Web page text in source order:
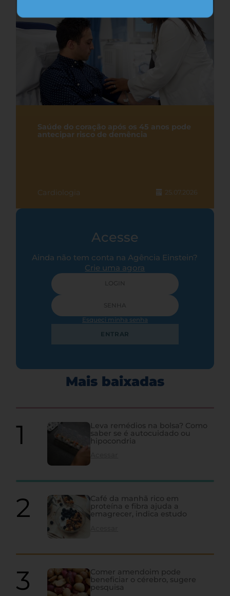
Saúde do coração após os 45 anos pode
antecipar risco de demência
Cardiologia 25.07.2026
Acesse
Ainda não tem conta na Agência Einstein?
Crie uma agora
Esqueci minha senha
ENTRAR
Mais baixadas
Leva remédios na bolsa? Como
saber se é autocuidado ou
hipocondria
Café da manhã rico em
proteína e fibra ajuda a
emagrecer, indica estudo
Comer amendoim pode
beneficiar o cérebro, sugere
pesquisa